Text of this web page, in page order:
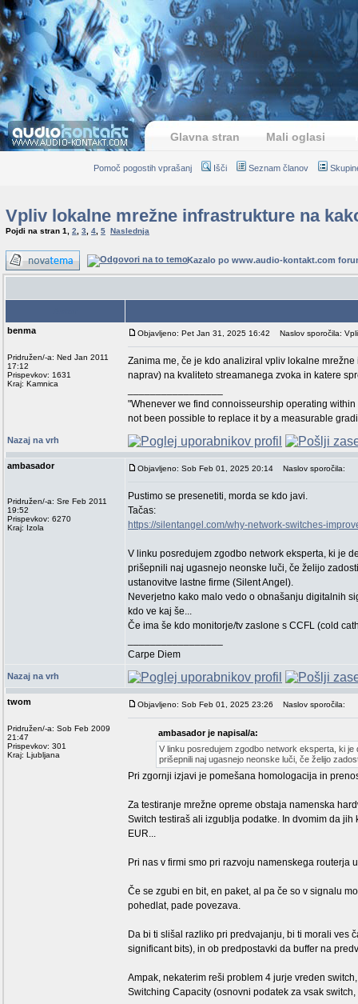
Glavna stran Mali oglasi
Pomoč pogostih vprašanj Išči Seznam članov
Vpliv lokalne mrežne infrastrukture na
Pojdi na stran 1 2 3 4 5 Naslednja
Kazalo po www.audio-kontakt.com
benma
Pridružen/-a: Ned Jan 2011
17:12
Prispevkov: 1631
Kraj: Kamnica
Objavljeno: Pet Jan 31, 2025 16:42 Naslov sporočila:
Zanima me, če je kdo analiziral vpliv lokalne
naprav) na kvaliteto streamanega zvoka in katere
"Whenever we find connoisseurship operating
not been possible to replace it by a measurable
Nazaj na vrh
ambasador
Pridružen/-a: Sre Feb 2011
19:52
Prispevkov: 6270
Kraj: Izola
Objavljeno: Sob Feb 01, 2025 20:14 Naslov sporočila:
Pustimo se presenetiti, morda se kdo javi.
Tačas:
https://silentangel.com/why-network-switches-
V linku posredujem zgodbo network eksperta, ki je
prišepnili naj ugasnejo neonske luči, če želijo
ustanovitve lastne firme (Silent Angel).
Neverjetno kako malo vedo o obnašanju digitalnih
kdo ve kaj še...
Če ima še kdo monitorje/tv zaslone s CCFL (cold
Carpe Diem
Nazaj na vrh
twom
Pridružen/-a: Sob Feb 2009
21:47
Prispevkov: 301
Kraj: Ljubljana
Objavljeno: Sob Feb 01, 2025 23:26 Naslov sporočila:
ambasador je napisal/a:
V linku posredujem zgodbo network eksperta, ki
prišepnili naj ugasnejo neonske luči, če želijo
Pri zgornji izjavi je pomešana homologacija in
Za testiranje mrežne opreme obstaja namenska
Switch testiraš ali izgublja podatke. In dvomim da
EUR...
Pri nas v firmi smo pri razvoju namenskega routerja
Če se zgubi en bit, en paket, al pa če so v signalu
pohedlat, pade povezava.
Da bi ti slišal razliko pri predvajanju, bi ti morali ves
significant bits), in ob predpostavki da buffer na
Ampak, nekaterim reši problem 4 jurje vreden
Switching Capacity (osnovni podatek za vsak